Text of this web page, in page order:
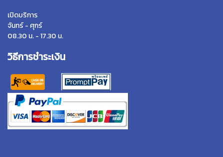
เปิดบริการ
จันทร์ - ศุกร์
08.30 น. - 17.30 น.
วิธีการชำระเงิน